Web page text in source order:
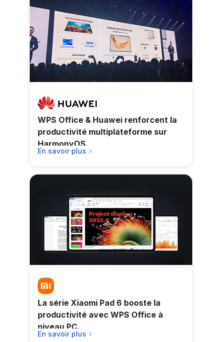
WPS Office & Huawei renforcent la
productivité multiplateforme sur
HarmonyOS.
En savoir plus
La série Xiaomi Pad 6 booste la
productivité avec WPS Office à
niveau PC.
En savoir plus